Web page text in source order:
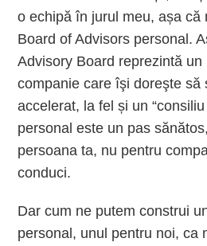
o echipă în jurul meu, așa că
Board of Advisors personal.
Advisory Board reprezintă
companie care îşi doreşte să
accelerat, la fel și un
personal este un pas
persoana ta, nu pentru
conduci.
Dar cum ne putem construi
personal, unul pentru noi, ca